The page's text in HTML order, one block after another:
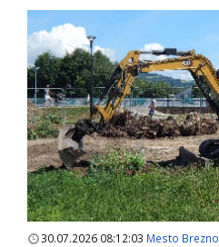
30.07.2026 08:12:03 Mesto Brezno